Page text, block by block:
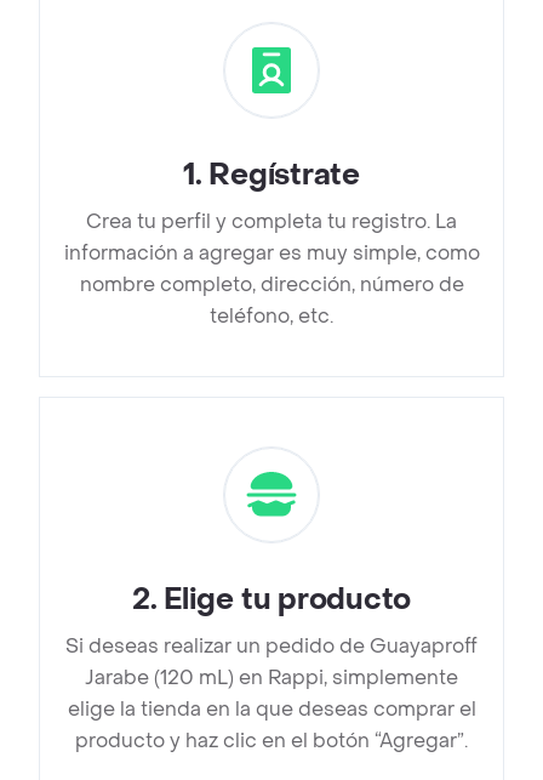
1. Regístrate
Crea tu perfil y completa tu registro. La
información a agregar es muy simple, como
nombre completo, dirección, número de
teléfono, etc.
2. Elige tu producto
Si deseas realizar un pedido de Guayaproff
Jarabe (120 mL) en Rappi, simplemente
elige la tienda en la que deseas comprar el
producto y haz clic en el botón “Agregar”.